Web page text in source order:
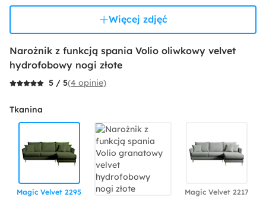
Więcej zdjęć
Narożnik z funkcją spania Volio oliwkowy velvet
hydrofobowy nogi złote
5 / 5(4 opinie)
Tkanina
Magic Velvet 2295
Magic Velvet 2217